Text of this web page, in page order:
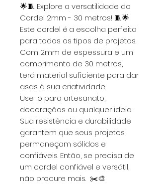
🌟🧵 Explore a versatilidade do
Cordel 2mm - 30 metros! 🧵🌟
Este cordel é a escolha perfeita
para todos os tipos de projetos.
Com 2mm de espessura e um
comprimento de 30 metros,
terá material suficiente para dar
asas à sua criatividade.
Use-o para artesanato,
decoraçãos ou qualquer ideia.
Sua resistência e durabilidade
garantem que seus projetos
permaneçam sólidos e
confiáveis. Então, se precisa de
um cordel confiável e versátil,
não procure mais. ✂️🎨